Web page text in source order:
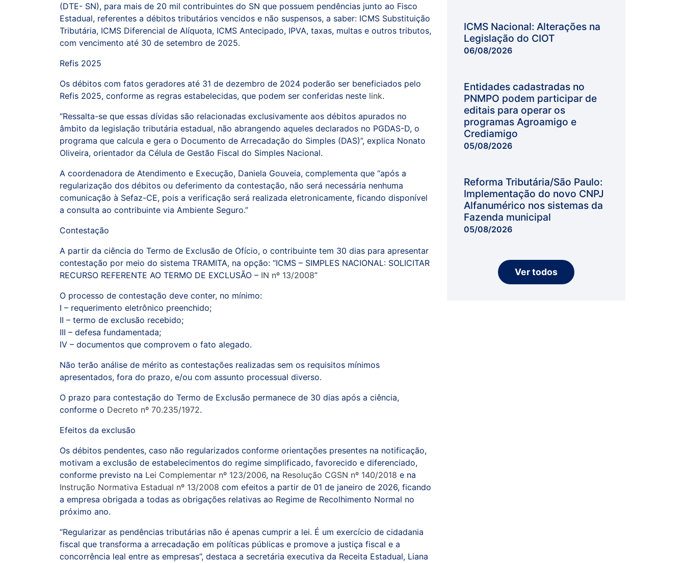
(DTE- SN), para mais de 20 mil contribuintes do SN que possuem pendências junto ao Fisco
Estadual, referentes a débitos tributários vencidos e não suspensos, a saber: ICMS Substituição
Tributária, ICMS Diferencial de Alíquota, ICMS Antecipado, IPVA, taxas, multas e outros tributos,
com vencimento até 30 de setembro de 2025.
Refis 2025
Os débitos com fatos geradores até 31 de dezembro de 2024 poderão ser beneficiados pelo
Refis 2025, conforme as regras estabelecidas, que podem ser conferidas neste link.
“Ressalta-se que essas dívidas são relacionadas exclusivamente aos débitos apurados no
âmbito da legislação tributária estadual, não abrangendo aqueles declarados no PGDAS-D, o
programa que calcula e gera o Documento de Arrecadação do Simples (DAS)”, explica Nonato
Oliveira, orientador da Célula de Gestão Fiscal do Simples Nacional.
A coordenadora de Atendimento e Execução, Daniela Gouveia, complementa que “após a
regularização dos débitos ou deferimento da contestação, não será necessária nenhuma
comunicação à Sefaz-CE, pois a verificação será realizada eletronicamente, ficando disponível
a consulta ao contribuinte via Ambiente Seguro.”
Contestação
A partir da ciência do Termo de Exclusão de Ofício, o contribuinte tem 30 dias para apresentar
contestação por meio do sistema TRAMITA, na opção: “ICMS – SIMPLES NACIONAL: SOLICITAR
RECURSO REFERENTE AO TERMO DE EXCLUSÃO – IN nº 13/2008”
O processo de contestação deve conter, no mínimo:
I – requerimento eletrônico preenchido;
II – termo de exclusão recebido;
III – defesa fundamentada;
IV – documentos que comprovem o fato alegado.
Não terão análise de mérito as contestações realizadas sem os requisitos mínimos
apresentados, fora do prazo, e/ou com assunto processual diverso.
O prazo para contestação do Termo de Exclusão permanece de 30 dias após a ciência,
conforme o Decreto nº 70.235/1972.
Efeitos da exclusão
Os débitos pendentes, caso não regularizados conforme orientações presentes na notificação,
motivam a exclusão de estabelecimentos do regime simplificado, favorecido e diferenciado,
conforme previsto na Lei Complementar nº 123/2006, na Resolução CGSN nº 140/2018 e na
Instrução Normativa Estadual nº 13/2008 com efeitos a partir de 01 de janeiro de 2026, ficando
a empresa obrigada a todas as obrigações relativas ao Regime de Recolhimento Normal no
próximo ano.
“Regularizar as pendências tributárias não é apenas cumprir a lei. É um exercício de cidadania
fiscal que transforma a arrecadação em políticas públicas e promove a justiça fiscal e a
concorrência leal entre as empresas”, destaca a secretária executiva da Receita Estadual, Liana
ICMS Nacional: Alterações na
Legislação do CIOT
06/08/2026
Entidades cadastradas no
PNMPO podem participar de
editais para operar os
programas Agroamigo e
Crediamigo
05/08/2026
Reforma Tributária/São Paulo:
Implementação do novo CNPJ
Alfanumérico nos sistemas da
Fazenda municipal
05/08/2026
Ver todos